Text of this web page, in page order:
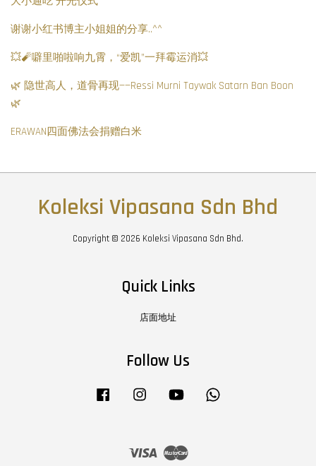
谢谢小红书博主小姐姐的分享..^^
💥🧨噼里啪啦响九霄，“爱凯”一拜霉运消💥
🌿 隐世高人，道骨再现——Ressi Murni Taywak Satarn Ban Boon
🌿
ERAWAN四面佛法会捐赠白米
Koleksi Vipasana Sdn Bhd
Copyright © 2026 Koleksi Vipasana Sdn Bhd.
Quick Links
店面地址
Follow Us
Facebook Instagram YouTube
Visa Master